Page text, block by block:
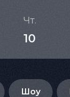
Чт.
10
Шоу